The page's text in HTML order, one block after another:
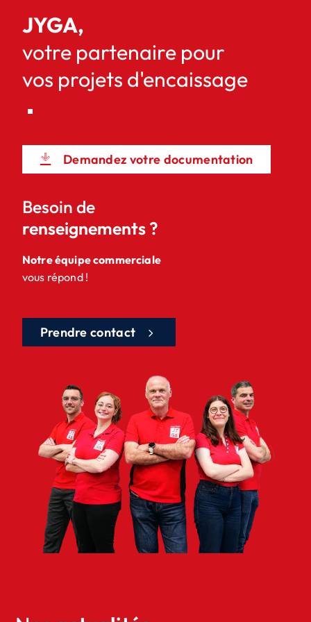
JYGA,
votre partenaire pour
vos projets d'encaissage
Demandez votre documentation
Besoin de
renseignements ?
Notre équipe commerciale
vous répond !
Prendre contact